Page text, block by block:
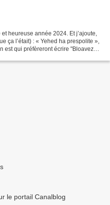
heureuse année 2024. Et j’ajoute,
ça l’était) : « Yehed ha prespolite »,
est qui préfèreront écrire "Bloavezh
le portail Canalblog